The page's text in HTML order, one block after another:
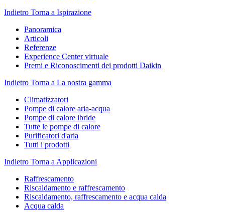
Indietro Torna a Ispirazione
Panoramica
Articoli
Referenze
Experience Center virtuale
Premi e Riconoscimenti dei prodotti Daikin
Indietro Torna a La nostra gamma
Climatizzatori
Pompe di calore aria-acqua
Pompe di calore ibride
Tutte le pompe di calore
Purificatori d'aria
Tutti i prodotti
Indietro Torna a Applicazioni
Raffrescamento
Riscaldamento e raffrescamento
Riscaldamento, raffrescamento e acqua calda
Acqua calda